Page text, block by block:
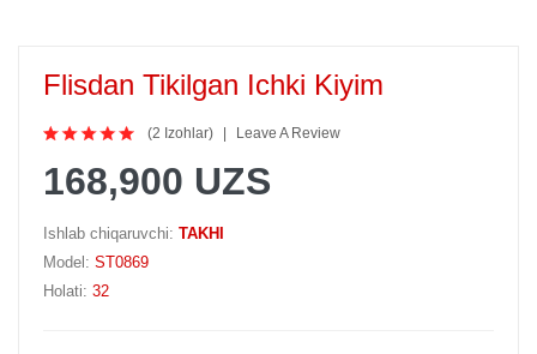
Flisdan Tikilgan Ichki Kiyim
(2 Izohlar) Leave A Review
168,900 UZS
Ishlab chiqaruvchi: TAKHI
Model: ST0869
Holati: 32